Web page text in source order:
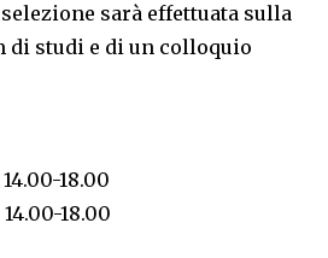
sarà effettuata sulla
di studi e di un colloquio
18.00
18.00